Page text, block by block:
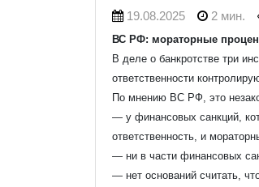
19.08.2025 2 мин.
ВС РФ: мораторные
В деле о банкротстве три
ответственности
По мнению ВС РФ, это
— у финансовых санкций,
ответственность, и
— ни в части финансовых
— нет оснований считать,